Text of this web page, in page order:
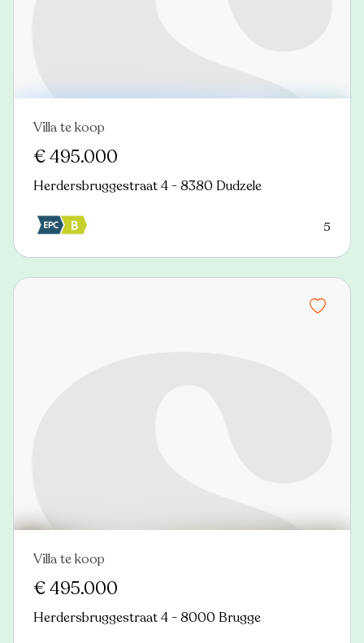
Nieuw
Villa te koop
€ 495.000
Herdersbruggestraat 4 - 8380 Dudzele
5
Nieuw
Villa te koop
€ 495.000
Herdersbruggestraat 4 - 8000 Brugge